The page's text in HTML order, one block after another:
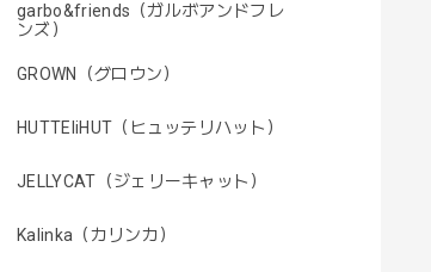
garbo&friends（ガルボアンドフレ
ンズ）
GROWN（グロウン）
HUTTEliHUT（ヒュッテリハット）
JELLYCAT（ジェリーキャット）
Kalinka（カリンカ）